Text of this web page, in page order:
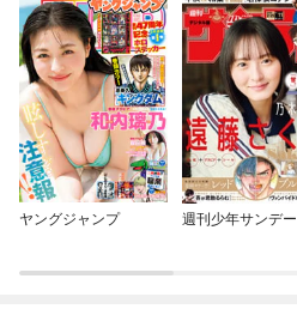
ヤングジャンプ 週刊少年サンデー